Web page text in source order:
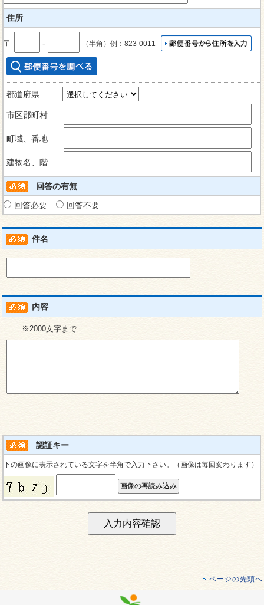
住所
〒 ‐ （半角）例：823-0011
都道府県
市区郡町村
町域、番地
建物名、階
回答の有無
回答必要
回答不要
件名
内容
※2000文字まで
認証キー
下の画像に表示されている文字を半角で入力下さい。（画像は毎回変わります）
ページの先頭へ